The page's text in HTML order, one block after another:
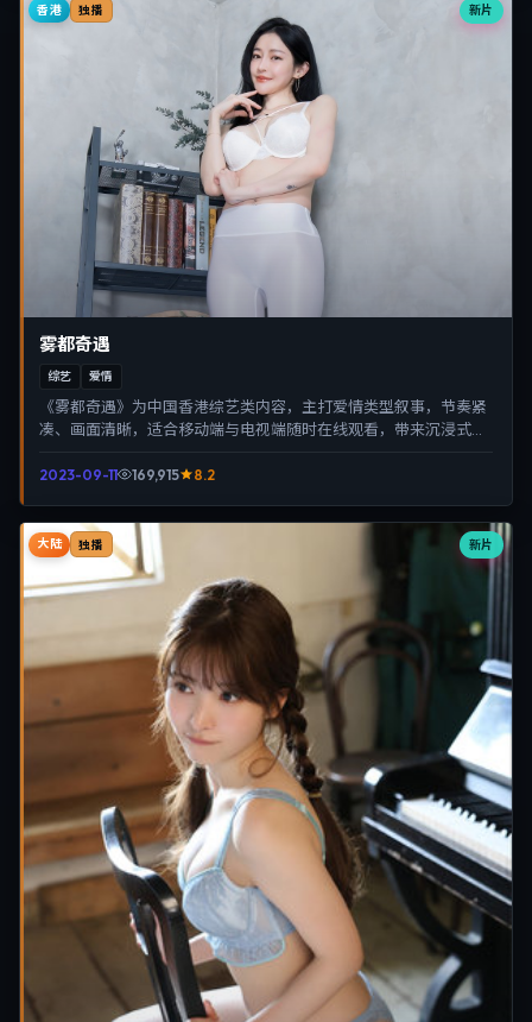
新片
香港 独播
雾都奇遇
综艺 爱情
《雾都奇遇》为中国香港综艺类内容，主打爱情类型叙事，节奏紧
凑、画面清晰，适合移动端与电视端随时在线观看，带来沉浸式视
2023-09-11 169,915 8.2
新片
大陆 独播